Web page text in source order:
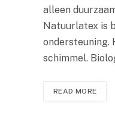
alleen
Natuurlatex is
ondersteuning.
schimmel.
READ MORE